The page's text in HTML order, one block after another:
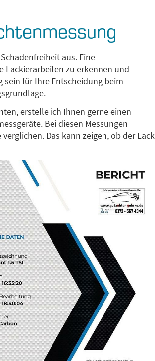
aus. Eine
Lackierarbeiten zu erkennen und
sein für Ihre Entscheidung beim
erstelle ich Ihnen gerne einen
Bei diesen Messungen
Das kann zeigen, ob der Lack